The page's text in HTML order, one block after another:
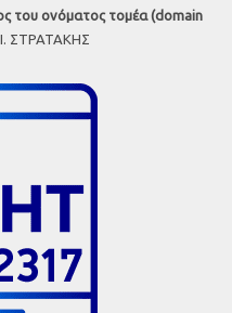
του ονόματος τομέα (domain
ΣΤΡΑΤΑΚΗΣ